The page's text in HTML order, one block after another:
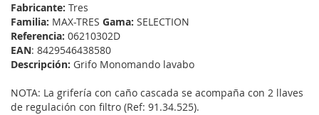
Fabricante: Tres
Familia: MAX-TRES Gama: SELECTION
Referencia: 06210302D
EAN: 8429546438580
Descripción: Grifo Monomando lavabo
NOTA: La grifería con caño cascada se acompaña con 2 llaves
de regulación con filtro (Ref: 91.34.525).